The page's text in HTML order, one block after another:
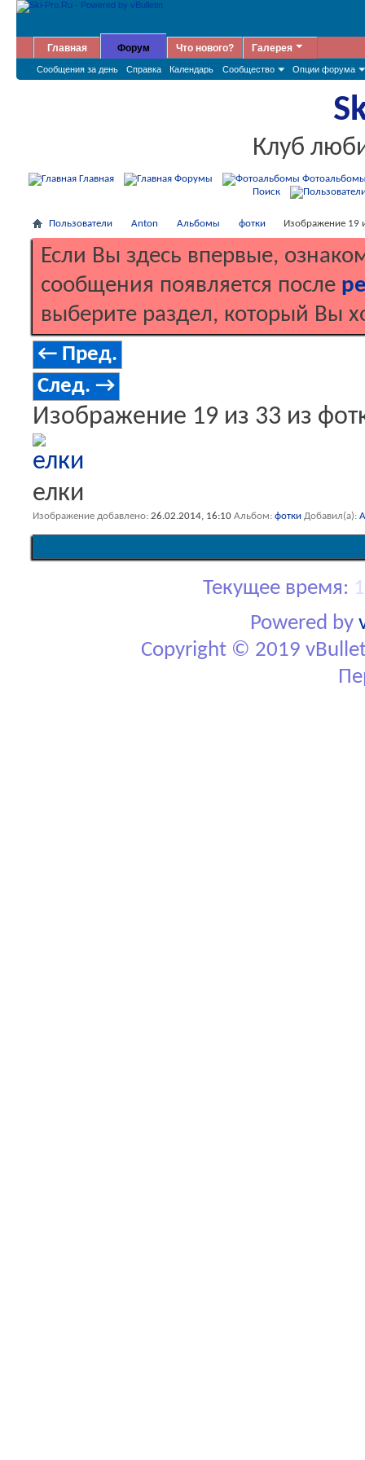
Главная Форум
Сообщения за день Справка Календарь Сообщество Опции форума
Что нового? Галерея
Клуб
Главная Форумы
Поиск
Пользователи Anton Альбомы фотки Изображение 19
Если Вы здесь впервые,
сообщения появляется после
выберите раздел, который Вы
← Пред.
След. →
Изображение 19 из 33 из
елки
Изображение добавлено 26.02.2014, 16:10 Альбом фотки Добавил(а)
Текущее время:
Powered by
Copyright © 2019